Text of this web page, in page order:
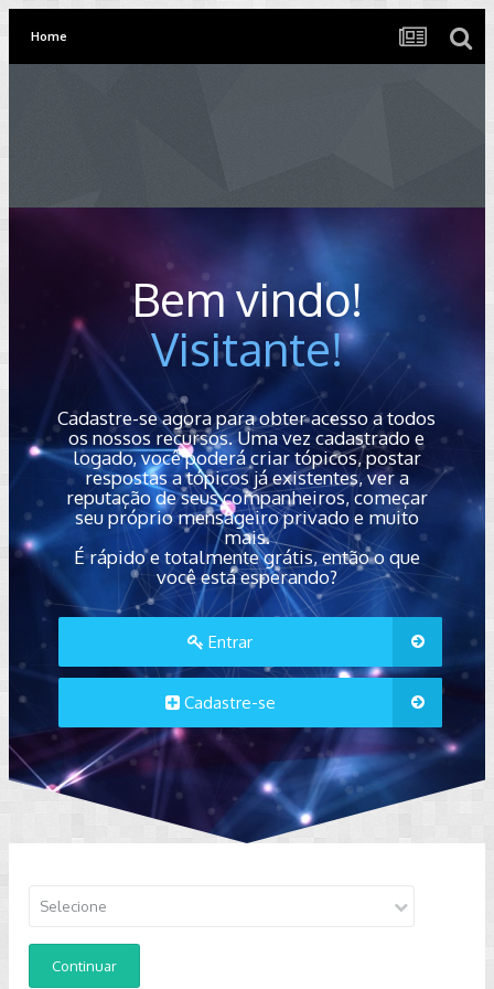
Home
Bem vindo!
Visitante!
Cadastre-se agora para obter acesso a todos
os nossos recursos. Uma vez cadastrado e
logado, você poderá criar tópicos, postar
respostas a tópicos já existentes, ver a
reputação de seus companheiros, começar
seu próprio mensageiro privado e muito
mais.
É rápido e totalmente grátis, então o que
você está esperando?
Entrar
Cadastre-se
Selecione
Continuar